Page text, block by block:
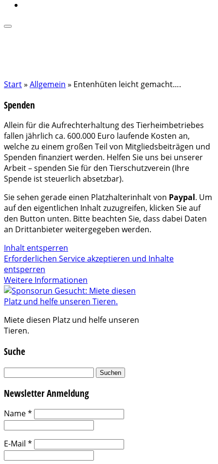
Start» Allgemein » Entenhüten leicht gemacht….
Spenden
Allein für die Aufrechterhaltung des Tierheimbetriebes
fallen jährlich ca. 600.000 Euro laufende Kosten an,
welche zu einem großen Teil von Mitgliedsbeiträgen und
Spenden finanziert werden. Helfen Sie uns bei unserer
Arbeit – spenden Sie für den Tierschutzverein (Ihre
Spende ist steuerlich absetzbar).
Sie sehen gerade einen Platzhalterinhalt von Paypal. Um
auf den eigentlichen Inhalt zuzugreifen, klicken Sie auf
den Button unten. Bitte beachten Sie, dass dabei Daten
an Drittanbieter weitergegeben werden.
Inhalt entsperren
Erforderlichen Service akzeptieren und Inhalte
entsperren
Weitere Informationen
Miete diesen Platz und helfe unseren
Tieren.
Suche
Suchen
Newsletter Anmeldung
Name*
E-Mail *